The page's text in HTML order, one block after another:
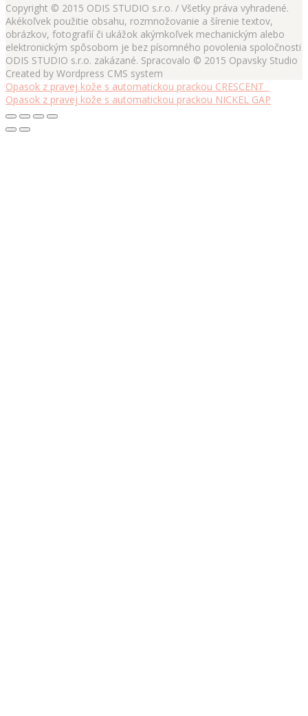
Copyright © 2015 ODIS STUDIO s.r.o. / Všetky práva vyhradené.
Akékoľvek použitie obsahu, rozmnožovanie a šírenie textov,
obrázkov, fotografií či ukážok akýmkoľvek mechanickým alebo
elektronickým spôsobom je bez písomného povolenia spoločnosti
ODIS STUDIO s.r.o. zakázané. Spracovalo © 2015 Opavsky Studio
Created by Wordpress CMS system
Opasok z pravej kože s automatickou prackou CRESCENT
Opasok z pravej kože s automatickou prackou NICKEL GAP